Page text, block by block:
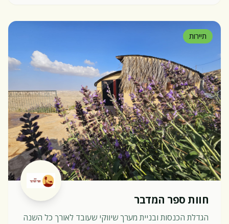
תיירות
חוות ספר המדבר
הגדלת הכנסות ובניית מערך שיווקי שעובד לאורך כל השנה